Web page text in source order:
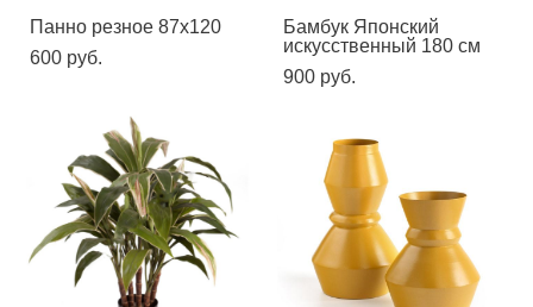
Панно резное 87х120
600 pуб.
Бамбук Японский
искусственный 180 см
900 pуб.